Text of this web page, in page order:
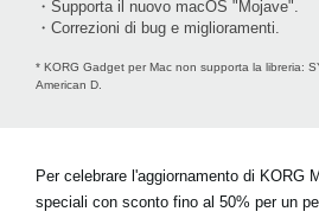
・Supporta il nuovo macOS "Mojave".
・Correzioni di bug e miglioramenti.
* KORG Gadget per Mac non supporta la libreria:
American D.
Per celebrare l'aggiornamento di KORG
speciali con sconto fino al 50% per un